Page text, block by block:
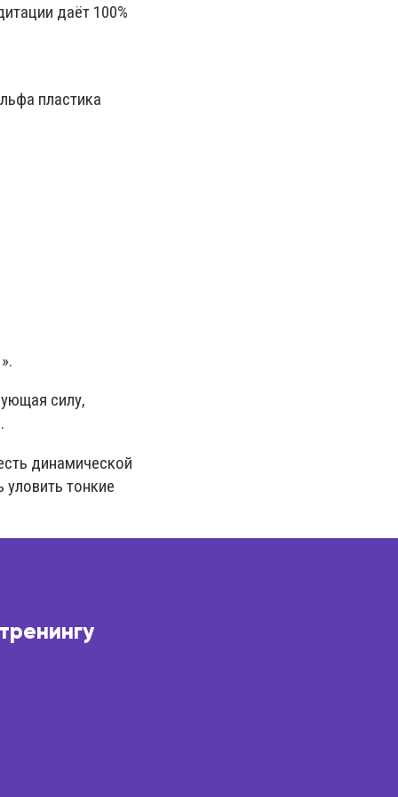
даёт 100%
пластика
силу,
динамической
тонкие